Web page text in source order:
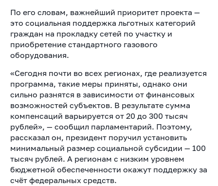
По его словам, важнейший приоритет проекта —
это социальная поддержка льготных категорий
граждан на прокладку сетей по участку и
приобретение стандартного газового
оборудования.
«Сегодня почти во всех регионах, где реализуется
программа, такие меры приняты, однако они
сильно разнятся в зависимости от финансовых
возможностей субъектов. В результате сумма
компенсаций варьируется от 20 до 300 тысяч
рублей», — сообщил парламентарий. Поэтому,
рассказал он, президент поручил установить
минимальный размер социальной субсидии — 100
тысяч рублей. А регионам с низким уровнем
бюджетной обеспеченности окажут поддержку за
счёт федеральных средств.